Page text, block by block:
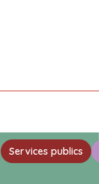
Services publics